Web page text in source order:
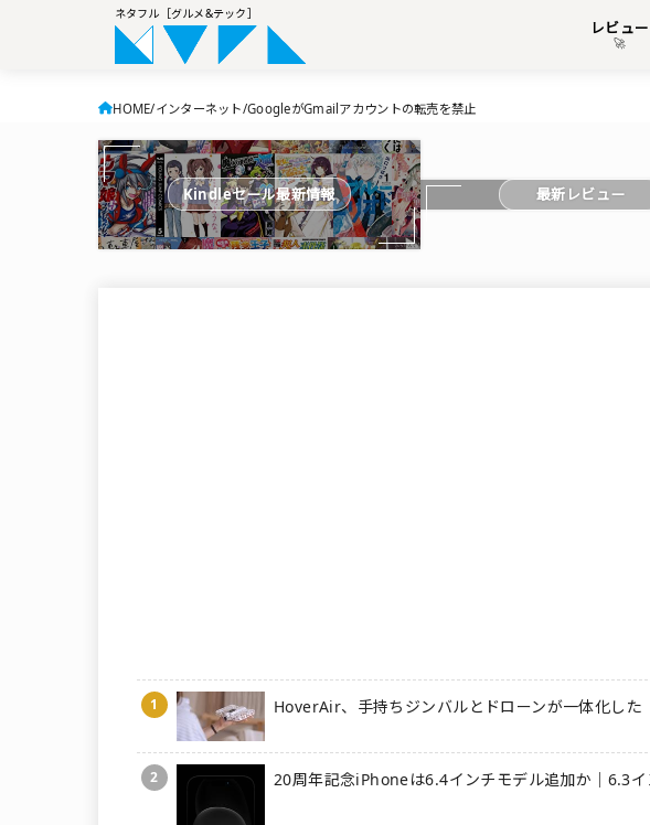
ネタフル［グルメ&テック］
レビュー
🚀
HOME インターネット GoogleがGmailアカウントの転売を禁止
Kindleセール最新情報 最新レビュー
1 HoverAir、手持ちジンバルとドローンが一体化した
2 20周年記念iPhoneは6.4インチモデル追加か｜6.3